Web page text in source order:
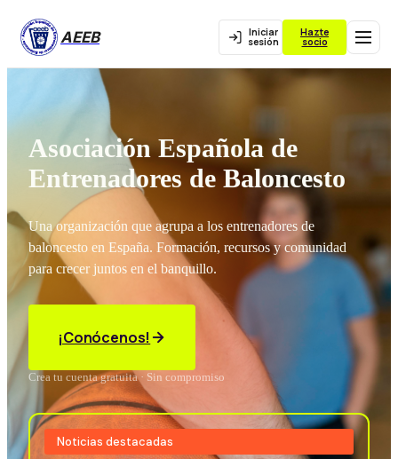
AEEB Iniciar
sesión
Hazte
socio
Asociación Española de
Entrenadores de Baloncesto
Una organización que agrupa a los entrenadores de
baloncesto en España. Formación, recursos y comunidad
para crecer juntos en el banquillo.
¡Conócenos!
Crea tu cuenta gratuita · Sin compromiso
Noticias destacadas